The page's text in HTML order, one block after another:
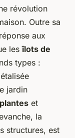
révolution
Outre sa
aux
lesîlots de
types :
jardin
plantes et
la
structures, est